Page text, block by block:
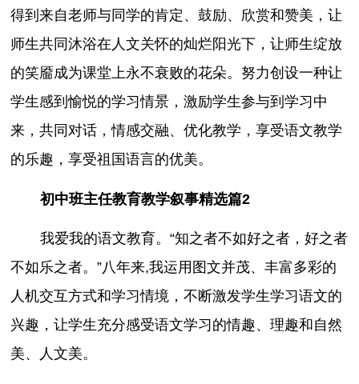
得到来自老师与同学的肯定、鼓励、欣赏和赞美，让
师生共同沐浴在人文关怀的灿烂阳光下，让师生绽放
的笑靥成为课堂上永不衰败的花朵。努力创设一种让
学生感到愉悦的学习情景，激励学生参与到学习中
来，共同对话，情感交融、优化教学，享受语文教学
的乐趣，享受祖国语言的优美。
初中班主任教育教学叙事精选篇2
我爱我的语文教育。“知之者不如好之者，好之者
不如乐之者。”八年来,我运用图文并茂、丰富多彩的
人机交互方式和学习情境，不断激发学生学习语文的
兴趣，让学生充分感受语文学习的情趣、理趣和自然
美、人文美。